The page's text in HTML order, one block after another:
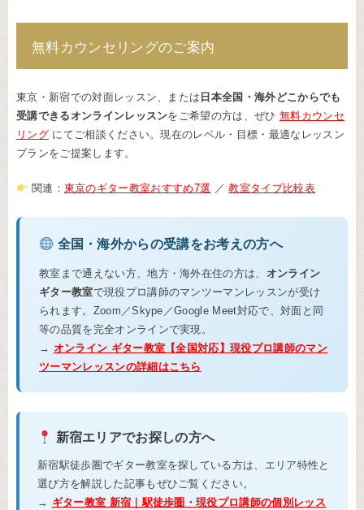
無料カウンセリングのご案内
東京・新宿での対面レッスン、または 日本全国・海外どこからでも
受講できるオンラインレッスンをご希望の方は、ぜひ無料カウンセ
リングにてご相談ください。現在のレベル・目標・最適なレッスン
プランをご提案します。
関連： 東京のギター教室おすすめ7選 ／教室タイプ比較表
全国・海外からの受講をお考えの方へ
教室まで通えない方、地方・海外在住の方は、 オンライン
ギター教室で現役プロ講師のマンツーマンレッスンが受け
られます。Zoom／Skype／Google Meet対応で、対面と同
等の品質を完全オンラインで実現。
→ オンライン ギター教室【全国対応】現役プロ講師のマン
ツーマンレッスンの詳細はこちら
新宿エリアでお探しの方へ
新宿駅徒歩圏でギター教室を探している方は、エリア特性と
選び方を解説した記事もぜひご覧ください。
→ ギター教室 新宿｜駅徒歩圏・現役プロ講師の個別レッス